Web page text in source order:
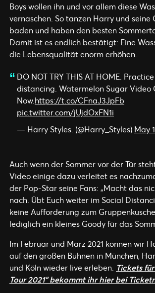
Boys wollen ihn und vor allem diese
vernaschen. So tanzen Harry und seine
baden und haben den besten
Damit ist es endlich bestätigt: Eine
die Lebensqualität enorm erhöhen.
DO NOT TRY THIS AT HOME.
distancing. Watermelon Sugar Video
Now.https://t.co/CFnaJ3JpFb
pic.twitter.com/jUjdOxFN1i
— Harry Styles. (@Harry_Styles) May
Auch wenn der Sommer vor der Tür
Video einige dazu verleitet es
der Pop-Star seine Fans: „Macht das
nach. Übt Euch weiter im Social
keine Aufforderung zum
lediglich ein kleines Goody für das
Im Februar und März 2021 können wir
auf den großen Bühnen in München,
und Köln wieder live erleben. Tickets
Tour 2021“ bekommt ihr hier bei